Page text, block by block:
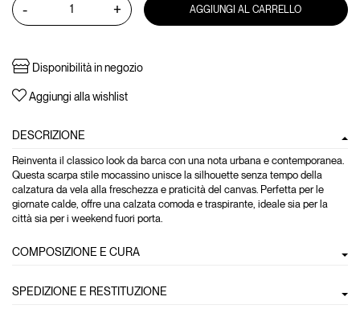
- + AGGIUNGI AL CARRELLO
Disponibilità in negozio
Aggiungi alla wishlist
DESCRIZIONE
Reinventa il classico look da barca con una nota urbana e contemporanea.
Questa scarpa stile mocassino unisce la silhouette senza tempo della
calzatura da vela alla freschezza e praticità del canvas. Perfetta per le
giornate calde, offre una calzata comoda e traspirante, ideale sia per la
città sia per i weekend fuori porta.
COMPOSIZIONE E CURA
SPEDIZIONE E RESTITUZIONE